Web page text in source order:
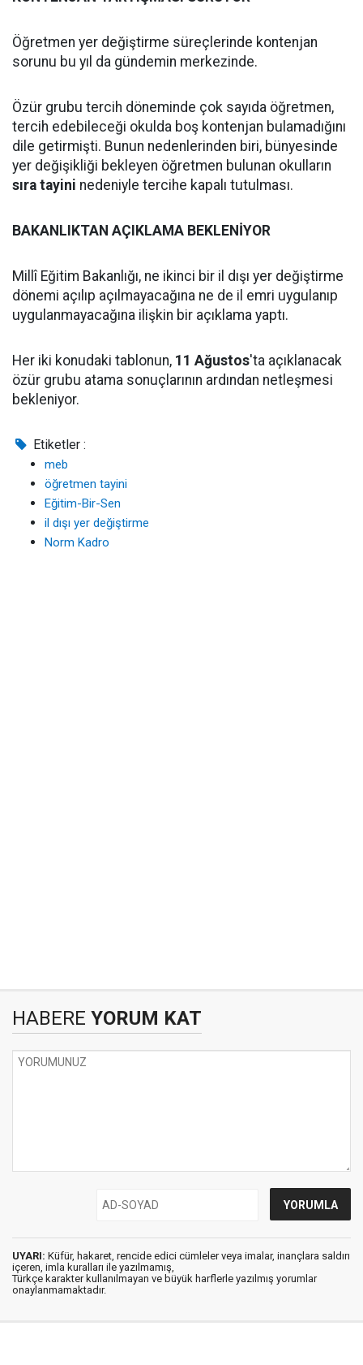
Öğretmen yer değiştirme süreçlerinde kontenjan
sorunu bu yıl da gündemin merkezinde.
Özür grubu tercih döneminde çok sayıda öğretmen,
tercih edebileceği okulda boş kontenjan bulamadığını
dile getirmişti. Bunun nedenlerinden biri, bünyesinde
yer değişikliği bekleyen öğretmen bulunan okulların
sıra tayini nedeniyle tercihe kapalı tutulması.
BAKANLIKTAN AÇIKLAMA BEKLENİYOR
Millî Eğitim Bakanlığı, ne ikinci bir il dışı yer değiştirme
dönemi açılıp açılmayacağına ne de il emri uygulanıp
uygulanmayacağına ilişkin bir açıklama yaptı.
Her iki konudaki tablonun, 11 Ağustos'ta açıklanacak
özür grubu atama sonuçlarının ardından netleşmesi
bekleniyor.
Etiketler :
meb
öğretmen tayini
Eğitim-Bir-Sen
il dışı yer değiştirme
Norm Kadro
HABERE YORUM KAT
UYARI: Küfür, hakaret, rencide edici cümleler veya imalar, inançlara saldırı
içeren, imla kuralları ile yazılmamış,
Türkçe karakter kullanılmayan ve büyük harflerle yazılmış yorumlar
onaylanmamaktadır.